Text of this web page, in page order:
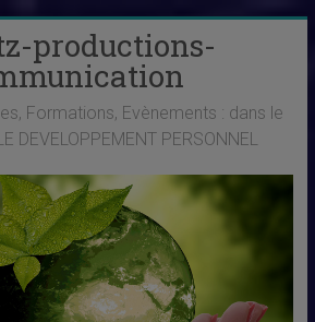
productions-
Formations, Evènements : dans le
DEVELOPPEMENT PERSONNEL